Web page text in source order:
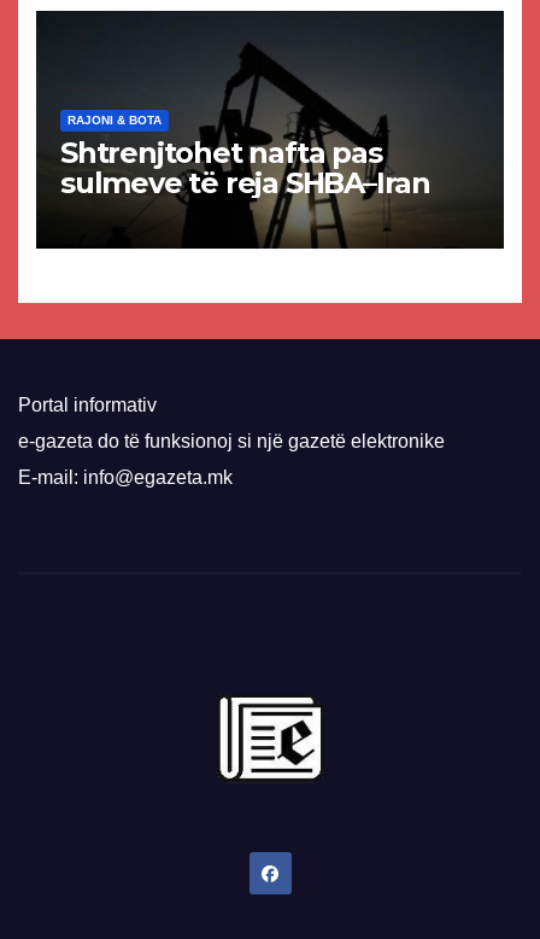
RAJONI & BOTA
Shtrenjtohet nafta pas
sulmeve të reja SHBA–Iran
Portal informativ
e-gazeta do të funksionoj si një gazetë elektronike
E-mail: info@egazeta.mk